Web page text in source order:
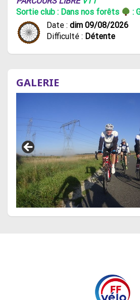
Sortie club : Dans nos forêts
:
Date : dim 09/08/2026
Difficulté : Détente
GALERIE